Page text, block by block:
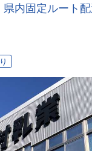
県内固定ルート